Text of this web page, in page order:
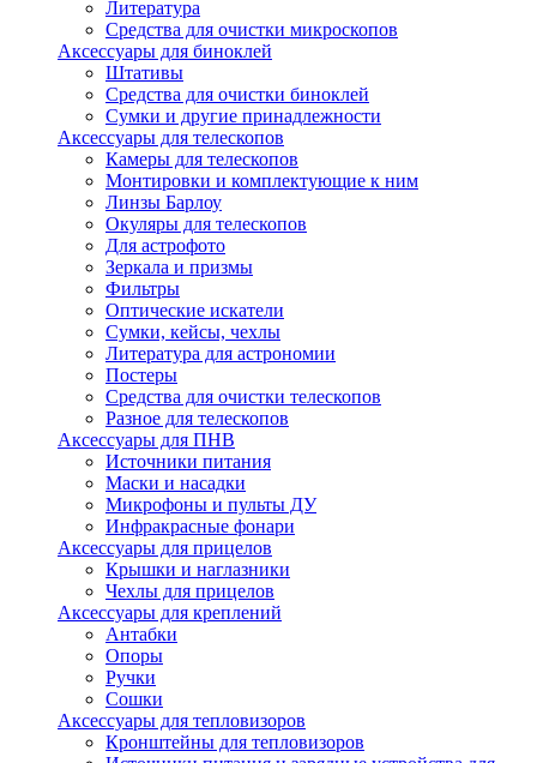
Литература
Средства для очистки микроскопов
Аксессуары для биноклей
Штативы
Средства для очистки биноклей
Сумки и другие принадлежности
Аксессуары для телескопов
Камеры для телескопов
Монтировки и комплектующие к ним
Линзы Барлоу
Окуляры для телескопов
Для астрофото
Зеркала и призмы
Фильтры
Оптические искатели
Сумки, кейсы, чехлы
Литература для астрономии
Постеры
Средства для очистки телескопов
Разное для телескопов
Аксессуары для ПНВ
Источники питания
Маски и насадки
Микрофоны и пульты ДУ
Инфракрасные фонари
Аксессуары для прицелов
Крышки и наглазники
Чехлы для прицелов
Аксессуары для креплений
Антабки
Опоры
Ручки
Сошки
Аксессуары для тепловизоров
Кронштейны для тепловизоров